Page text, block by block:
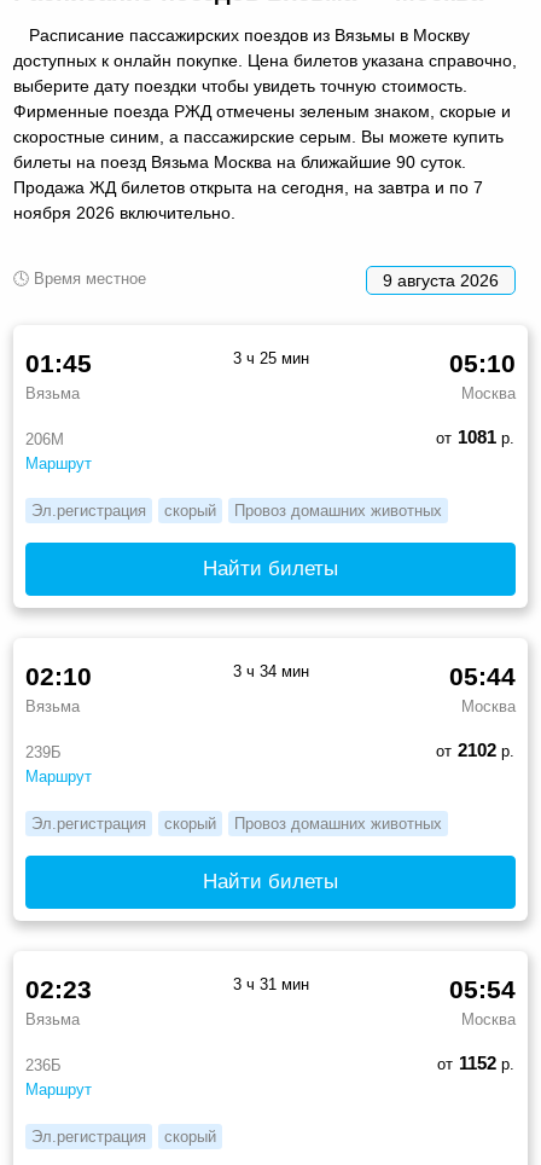
Расписание пассажирских поездов из Вязьмы в Москву
доступных к онлайн покупке. Цена билетов указана справочно,
выберите дату поездки чтобы увидеть точную стоимость.
Фирменные поезда РЖД отмечены зеленым знаком, скорые и
скоростные синим, а пассажирские серым. Вы можете купить
билеты на поезд Вязьма Москва на ближайшие 90 суток.
Продажа ЖД билетов открыта на сегодня, на завтра и по 7
ноября 2026 включительно.
🕓 Время местное 9 августа 2026
206М
Маршрут
01:45
Вязьма
05:10
Москва
3 ч 25 мин
от 1081р.
Эл.регистрация скорый Провоз домашних животных
Найти билеты
239Б
Маршрут
02:10
Вязьма
05:44
Москва
3 ч 34 мин
от 2102р.
Эл.регистрация скорый Провоз домашних животных
Найти билеты
236Б
Маршрут
02:23
Вязьма
05:54
Москва
3 ч 31 мин
от 1152р.
Эл.регистрация скорый